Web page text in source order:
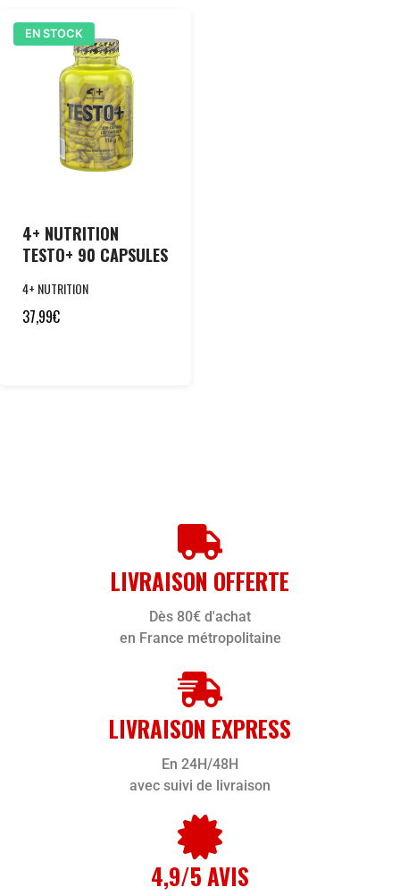
EN STOCK
4+ NUTRITION
TESTO+ 90 CAPSULES
4+ NUTRITION
37,99€
LIVRAISON OFFERTE
Dès 80€ d'achat
en France métropolitaine
LIVRAISON EXPRESS
En 24H/48H
avec suivi de livraison
4,9/5 AVIS